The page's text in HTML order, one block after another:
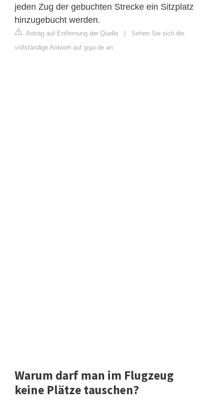
jeden Zug der gebuchten Strecke ein Sitzplatz
hinzugebucht werden.
Antrag auf Entfernung der Quelle | Sehen Sie sich die
vollständige Antwort auf giga.de an
Warum darf man im Flugzeug
keine Plätze tauschen?